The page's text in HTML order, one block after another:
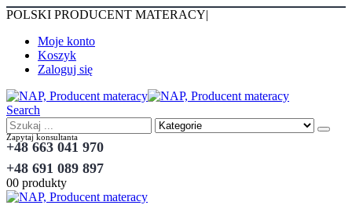
POLSKI PRODUCENT MATERACY|
Moje konto
Koszyk
Zaloguj się
Search
Zapytaj konsultanta
+48 663 041 970
+48 691 089 897
00 produkty